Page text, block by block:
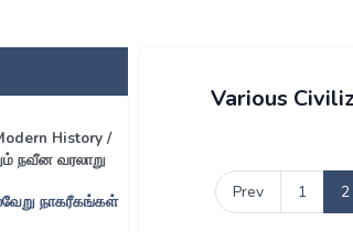
History /
நவீன வரலாறு
நாகரீகங்கள்
Various
Prev 1 2